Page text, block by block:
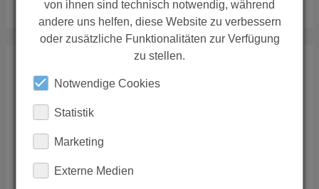
410 Victoria Road Malaga
Australien
Telefon:08 9249 5900
08 9249 5916
von ihnen sind technisch notwendig, während
andere uns helfen, diese Website zu verbessern
oder zusätzliche Funktionalitäten zur Verfügung
zu stellen.
Notwendige Cookies
Statistik
Marketing
Externe Medien